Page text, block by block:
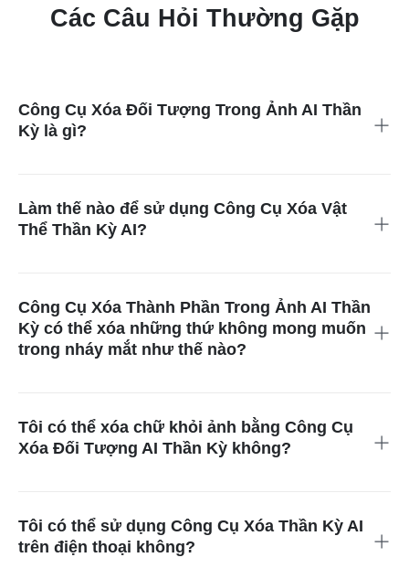
Các Câu Hỏi Thường Gặp
Công Cụ Xóa Đối Tượng Trong Ảnh AI Thần
Kỳ là gì?
muốn ra khỏi bức ảnh. Nó sử dụng công nghệ thông minh để
loại bỏ những thứ khiến bạn phiền lòng.
Làm thế nào để sử dụng Công Cụ Xóa Vật
Thể Thần Kỳ AI?
thông minh của chúng tôi xử lý. Bạn có thể thay đổi vị trí chọn
hoặc hoàn tác nếu cần. Chỉ trong vài giây, bạn sẽ có một bức
ảnh hoàn hảo.
Công Cụ Xóa Thành Phần Trong Ảnh AI Thần
Kỳ có thể xóa những thứ không mong muốn
trong nháy mắt như thế nào?
gì bạn không muốn. Công nghệ của chúng tôi sau đó giúp xóa
vật thể gây khó chịu khỏi ảnh miễn phí và làm cho ảnh trông
tự nhiên.
Tôi có thể xóa chữ khỏi ảnh bằng Công Cụ
Xóa Đối Tượng AI Thần Kỳ không?
chúng tôi sẽ xóa nó.
Tôi có thể sử dụng Công Cụ Xóa Thần Kỳ AI
trên điện thoại không?